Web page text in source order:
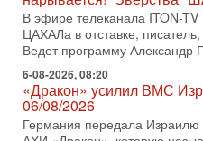
06/08/2026
Германия передала Израилю
АХИ «Дракон», которую
субмариной на Ближнем
5-08-2026, 18:16
Сколько ещё Нетаниягу
«Нетаниягу вечен?» —
Израиле могут стать